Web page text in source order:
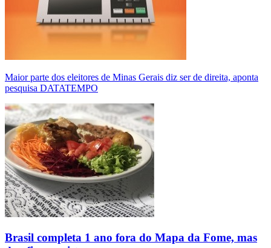
Maior parte dos eleitores de Minas Gerais diz ser de direita, aponta
pesquisa DATATEMPO
Brasil completa 1 ano fora do Mapa da Fome, mas